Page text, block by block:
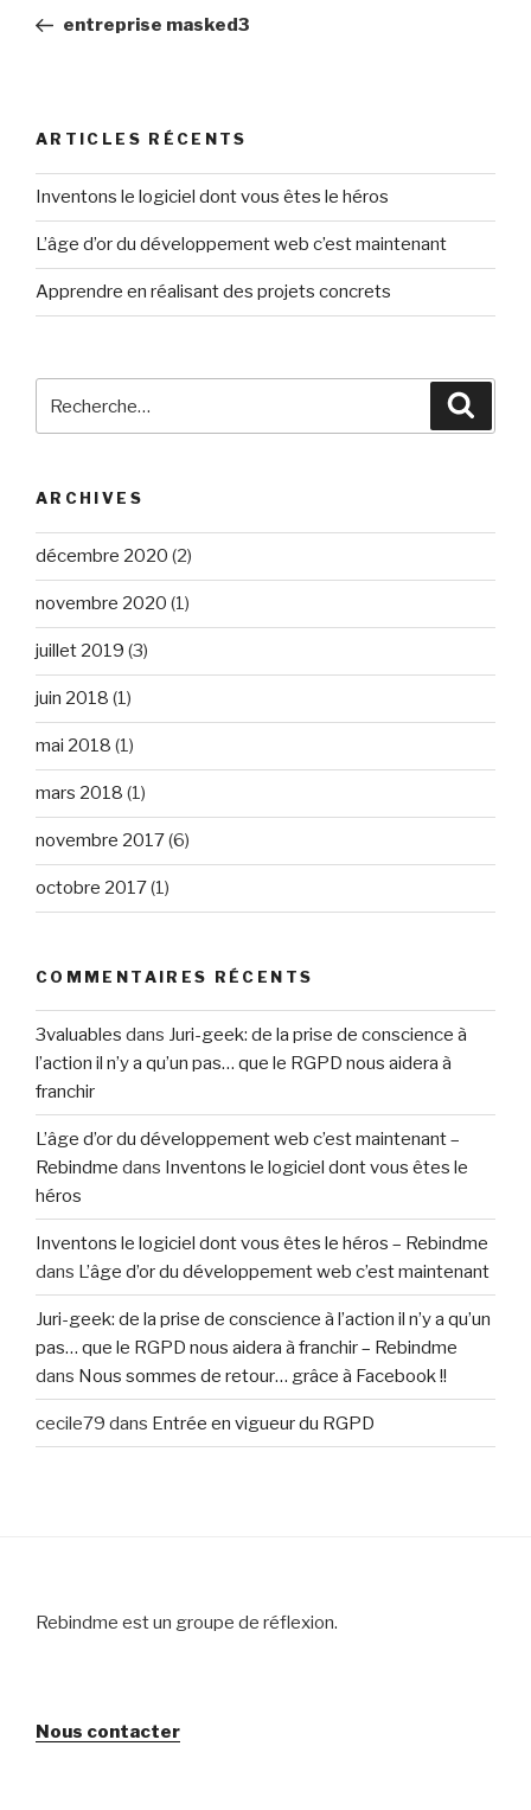
l’article
précédent
entreprise masked3
ARTICLES RÉCENTS
Inventons le logiciel dont vous êtes le héros
L’âge d’or du développement web c’est maintenant
Apprendre en réalisant des projets concrets
pour
ARCHIVES
décembre 2020 (2)
novembre 2020 (1)
juillet 2019 (3)
juin 2018 (1)
mai 2018 (1)
mars 2018 (1)
novembre 2017(6)
octobre 2017(1)
COMMENTAIRES RÉCENTS
3valuables dans Juri-geek: de la prise de conscience à
l’action il n’y a qu’un pas… que le RGPD nous aidera à
franchir
L’âge d’or du développement web c’est maintenant –
Rebindme dans Inventons le logiciel dont vous êtes le
héros
Inventons le logiciel dont vous êtes le héros – Rebindme
dans L’âge d’or du développement web c’est maintenant
Juri-geek: de la prise de conscience à l’action il n’y a qu’un
pas… que le RGPD nous aidera à franchir – Rebindme
dans Nous sommes de retour… grâce à Facebook !!
cecile79 dans Entrée en vigueur du RGPD
Rebindme est un groupe de réflexion.
Nous contacter